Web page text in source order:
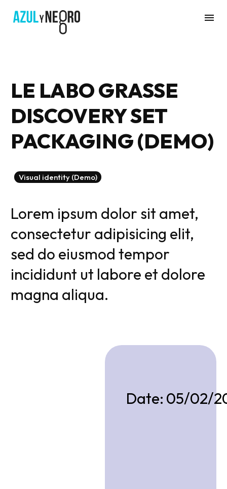
LE LABO GRASSE
DISCOVERY SET
PACKAGING (DEMO)
Visual identity (Demo)
Lorem ipsum dolor sit amet,
consectetur adipisicing elit,
sed do eiusmod tempor
incididunt ut labore et dolore
magna aliqua.
Date: 05/02/